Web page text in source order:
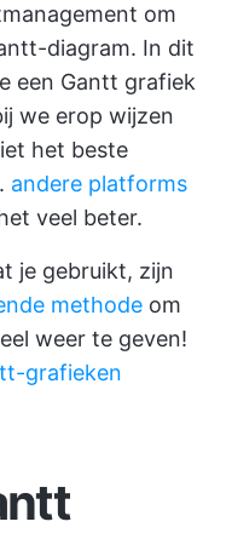
om
diagram. In dit
een Gantt grafiek
we erop wijzen
het beste
andere platforms
veel beter.
je gebruikt, zijn
methode om
weer te geven!
grafieken